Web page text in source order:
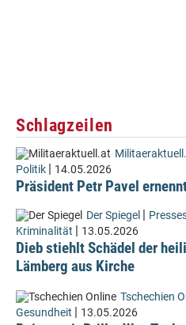
Schlagzeilen
Politik | 14.05.2026
Präsident Petr Pavel
Der Spiegel |
Kriminalität | 13.05.2026
Dieb stiehlt Schädel der
Lämberg aus Kirche
Tschechien
Gesundheit | 13.05.2026